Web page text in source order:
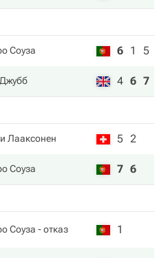
Соуза 6 1 5
4 6 7
Лааксонен 5 2
Соуза 7 6
Соуза - отказ 1